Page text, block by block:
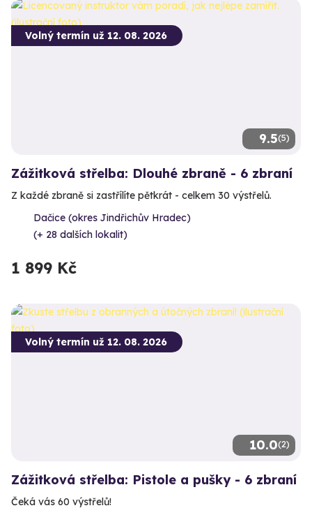
9.5(5)
Volný termín už 12. 08. 2026
Zážitková střelba: Dlouhé zbraně - 6 zbraní
Z každé zbraně si zastřílíte pětkrát - celkem 30 výstřelů.
Dačice (okres Jindřichův Hradec)
(+ 28 dalších lokalit)
1 899 Kč
10.0(2)
Volný termín už 12. 08. 2026
Zážitková střelba: Pistole a pušky - 6 zbraní
Čeká vás 60 výstřelů!